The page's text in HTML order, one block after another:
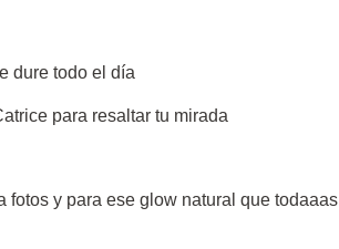
dure todo el día
para resaltar tu mirada
fotos y para ese glow natural que todaaas